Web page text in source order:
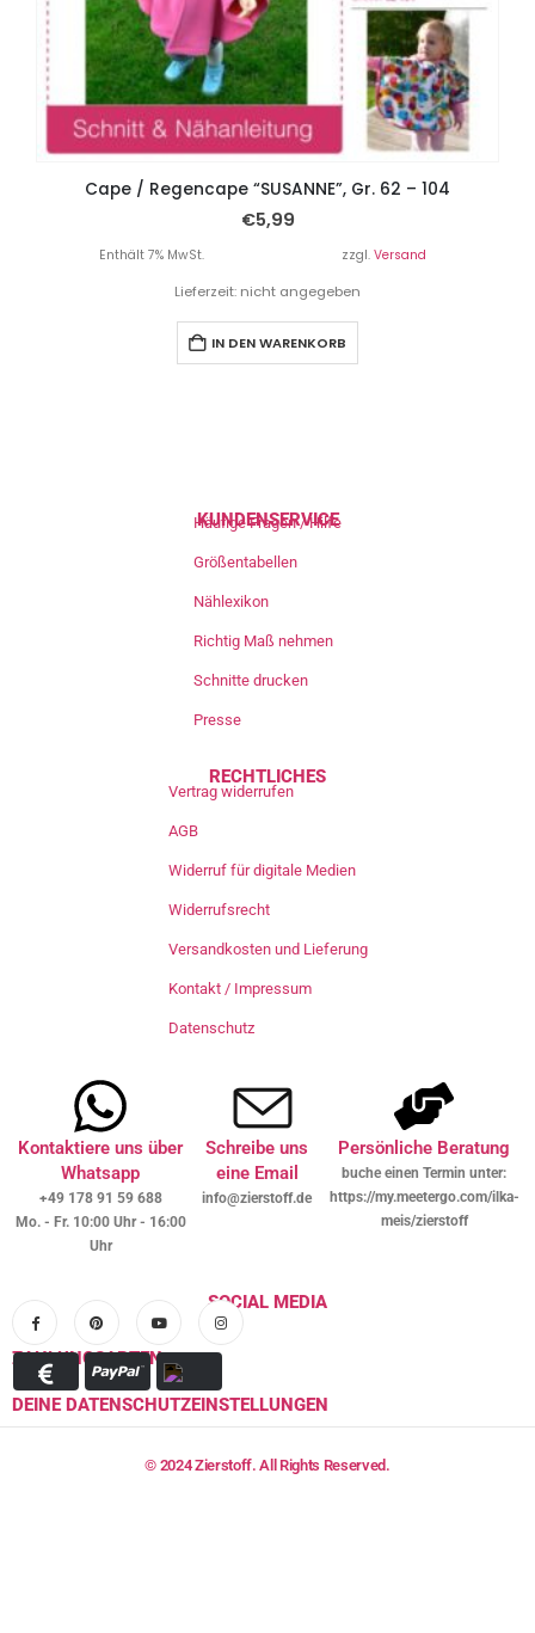
Cape / Regencape “SUSANNE”, Gr. 62 – 104
€5,99
Enthält 7% MwSt. zzgl. Versand
Lieferzeit: nicht angegeben
IN DEN WARENKORB
KUNDENSERVICE
Häufige Fragen / Hilfe
Größentabellen
Nählexikon
Richtig Maß nehmen
Schnitte drucken
Presse
RECHTLICHES
Vertrag widerrufen
AGB
Widerruf für digitale Medien
Widerrufsrecht
Versandkosten und Lieferung
Kontakt / Impressum
Datenschutz
Kontaktiere uns über
Whatsapp
+49 178 91 59 688
Mo. - Fr. 10:00 Uhr - 16:00
Uhr
Schreibe uns
eine Email
info@zierstoff.de
Persönliche Beratung
buche einen Termin unter:
https://my.meetergo.com/ilka-
meis/zierstoff
SOCIAL MEDIA
ZAHLUNGSARTEN
DEINE DATENSCHUTZEINSTELLUNGEN
© 2024 Zierstoff. All Rights Reserved.